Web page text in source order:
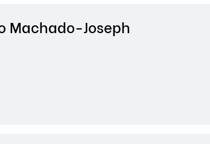
Machado-Joseph